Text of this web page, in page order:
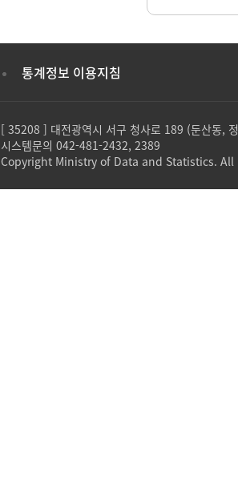
통계정보 이용지침
[ 35208 ] 대전광역시 서구 청사로 189 (둔산동,
시스템문의 042-481-2432, 2389
Copyright Ministry of Data and Statistics.